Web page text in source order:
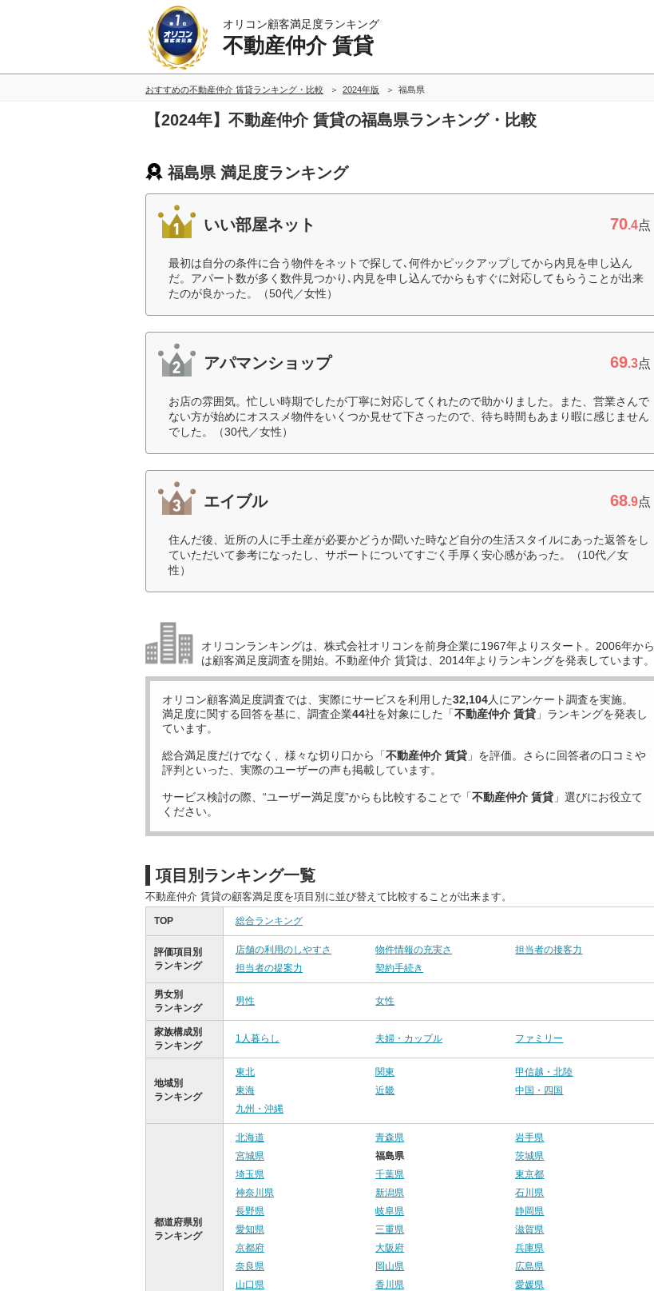
オリコン顧客満足度ランキング
不動産仲介 賃貸
おすすめの不動産仲介 賃貸ランキング・比較 2024年版 福島県
【2024年】不動産仲介 賃貸の福島県ランキング・比較
福島県 満足度ランキング
いい部屋ネット 70.4点
最初は自分の条件に合う物件をネットで探して､何件かピックアップしてから内見を申し込ん
だ。アパート数が多く数件見つかり､内見を申し込んでからもすぐに対応してもらうことが出来
たのが良かった。（50代／女性）
アパマンショップ 69.3点
お店の雰囲気。忙しい時期でしたが丁寧に対応してくれたので助かりました。また、営業さんで
ない方が始めにオススメ物件をいくつか見せて下さったので、待ち時間もあまり暇に感じません
でした。（30代／女性）
エイブル 68.9点
住んだ後、近所の人に手土産が必要かどうか聞いた時など自分の生活スタイルにあった返答をし
ていただいて参考になったし、サポートについてすごく手厚く安心感があった。（10代／女
性）
オリコンランキングは、株式会社オリコンを前身企業に1967年よりスタート。2006年から
は顧客満足度調査を開始。不動産仲介 賃貸は、2014年よりランキングを発表しています。
オリコン顧客満足度調査では、実際にサービスを利用した32,104人にアンケート調査を実施。
満足度に関する回答を基に、調査企業44社を対象にした「不動産仲介 賃貸 」ランキングを発表し
ています。
総合満足度だけでなく、様々な切り口から「不動産仲介 賃貸 」を評価。さらに回答者の口コミや
評判といった、実際のユーザーの声も掲載しています。
サービス検討の際、“ユーザー満足度”からも比較することで「不動産仲介 賃貸 」選びにお役立て
ください。
項目別ランキング一覧
不動産仲介 賃貸の顧客満足度を項目別に並び替えて比較することが出来ます。
TOP 総合ランキング
評価項目別
ランキング
店舗の利用のしやすさ 物件情報の充実さ
担当者の接客力
担当者の提案力
契約手続き
男女別
ランキング
男性 女性
家族構成別
ランキング
1人暮らし 夫婦・カップル ファミリー
地域別
ランキング
東北 関東
甲信越・北陸
東海
近畿
中国・四国
九州・沖縄
都道府県別
ランキング
北海道 青森県
岩手県
宮城県
福島県
茨城県
埼玉県
千葉県
東京都
神奈川県
新潟県
石川県
長野県
岐阜県
静岡県
愛知県
三重県
滋賀県
京都府
大阪府
兵庫県
奈良県
岡山県
広島県
山口県
香川県
愛媛県